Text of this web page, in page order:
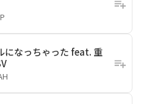
になっちゃった feat. 重